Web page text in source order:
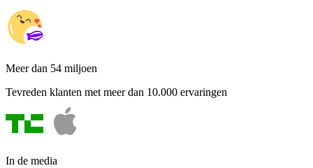
Meer dan 54 miljoen
Tevreden klanten met meer dan 10.000 ervaringen
In de media